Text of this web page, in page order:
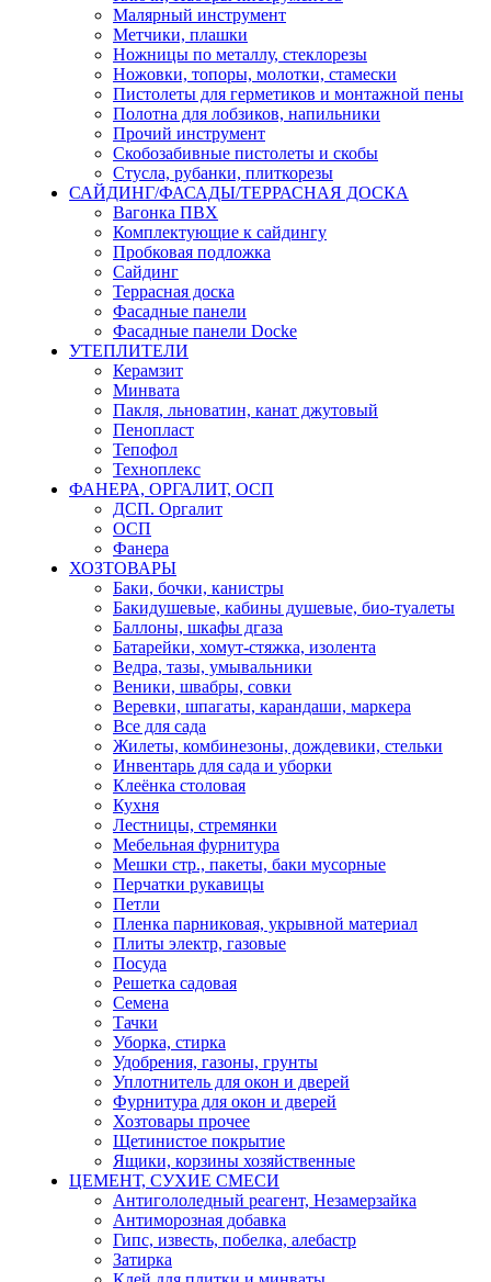
Малярный инструмент
Метчики, плашки
Ножницы по металлу, стеклорезы
Ножовки, топоры, молотки, стамески
Пистолеты для герметиков и монтажной пены
Полотна для лобзиков, напильники
Прочий инструмент
Скобозабивные пистолеты и скобы
Стусла, рубанки, плиткорезы
САЙДИНГ/ФАСАДЫ/ТЕРРАСНАЯ ДОСКА
Вагонка ПВХ
Комплектующие к сайдингу
Пробковая подложка
Сайдинг
Террасная доска
Фасадные панели
Фасадные панели Docke
УТЕПЛИТЕЛИ
Керамзит
Минвата
Пакля, льноватин, канат джутовый
Пенопласт
Тепофол
Техноплекс
ФАНЕРА, ОРГАЛИТ, ОСП
ДСП. Оргалит
ОСП
Фанера
ХОЗТОВАРЫ
Баки, бочки, канистры
Бакидушевые, кабины душевые, био-туалеты
Баллоны, шкафы дгаза
Батарейки, хомут-стяжка, изолента
Ведра, тазы, умывальники
Веники, швабры, совки
Веревки, шпагаты, карандаши, маркера
Все для сада
Жилеты, комбинезоны, дождевики, стельки
Инвентарь для сада и уборки
Клеёнка столовая
Кухня
Лестницы, стремянки
Мебельная фурнитура
Мешки стр., пакеты, баки мусорные
Перчатки рукавицы
Петли
Пленка парниковая, укрывной материал
Плиты электр, газовые
Посуда
Решетка садовая
Семена
Тачки
Уборка, стирка
Удобрения, газоны, грунты
Уплотнитель для окон и дверей
Фурнитура для окон и дверей
Хозтовары прочее
Щетинистое покрытие
Ящики, корзины хозяйственные
ЦЕМЕНТ, СУХИЕ СМЕСИ
Антигололедный реагент, Незамерзайка
Антиморозная добавка
Гипс, известь, побелка, алебастр
Затирка